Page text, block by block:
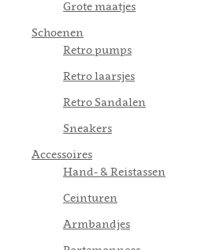
Grote maatjes
Schoenen
Retro pumps
Retro laarsjes
Retro Sandalen
Sneakers
Accessoires
Hand- & Reistassen
Ceinturen
Armbandjes